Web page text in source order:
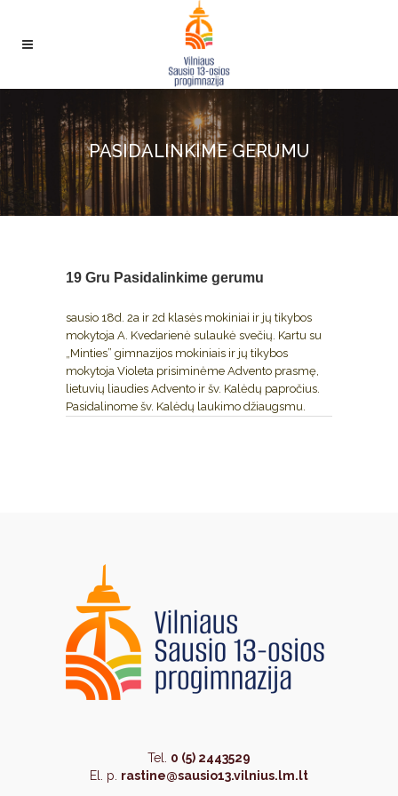
PASIDALINKIME GERUMU
19 Gru Pasidalinkime gerumu
sausio 18d. 2a ir 2d klasės mokiniai ir jų tikybos
mokytoja A. Kvedarienė sulaukė svečių. Kartu su
„Minties” gimnazijos mokiniais ir jų tikybos
mokytoja Violeta prisiminėme Advento prasmę,
lietuvių liaudies Advento ir šv. Kalėdų papročius.
Pasidalinome šv. Kalėdų laukimo džiaugsmu.
Tel. 0 (5) 2443529
El. p. rastine@sausio13.vilnius.lm.lt